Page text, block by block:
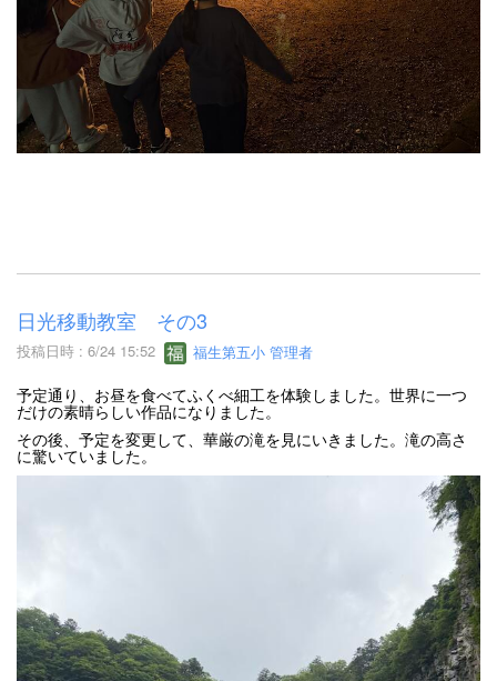
日光移動教室 その3
投稿日時 : 6/24 15:52 福生第五小 管理者
予定通り、お昼を食べてふくべ細工を体験しました。世界に一つ
だけの素晴らしい作品になりました。
その後、予定を変更して、華厳の滝を見にいきました。滝の高さ
に驚いていました。